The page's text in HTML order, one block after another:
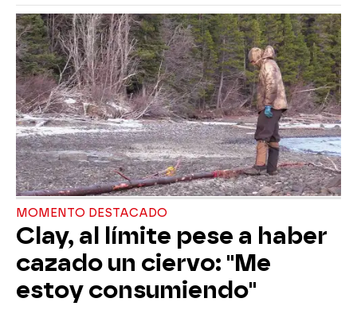
MOMENTO DESTACADO
Clay, al límite pese a haber
cazado un ciervo: "Me
estoy consumiendo"